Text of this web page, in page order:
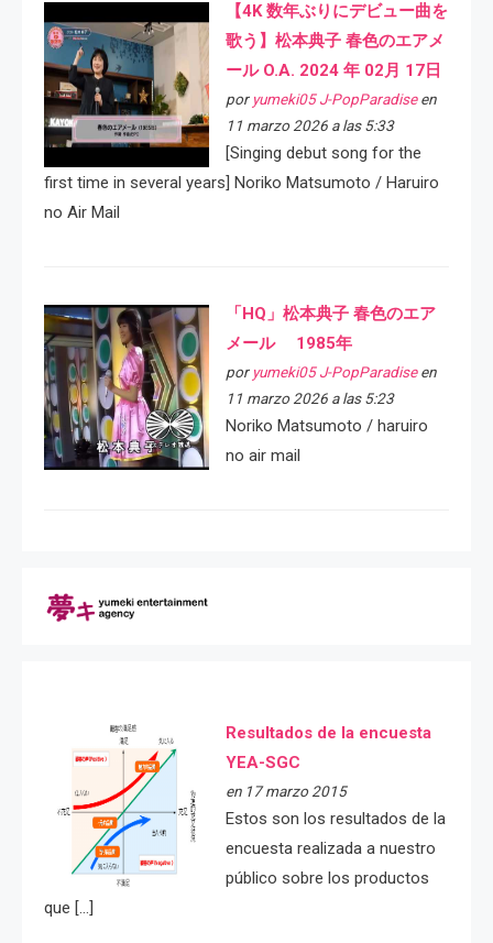
【4K 数年ぶりにデビュー曲を
歌う】松本典子 春色のエアメ
ール O.A. 2024 年 02月 17日
por yumeki05 J-PopParadiseen
11 marzo 2026 a las 5:33
[Singing debut song for the
first time in several years] Noriko Matsumoto / Haruiro
no Air Mail
「HQ」松本典子 春色のエア
メール 1985年
por yumeki05 J-PopParadiseen
11 marzo 2026 a las 5:23
Noriko Matsumoto / haruiro
no air mail
Resultados de la encuesta
YEA-SGC
en 17 marzo 2015
Estos son los resultados de la
encuesta realizada a nuestro
público sobre los productos
que […]